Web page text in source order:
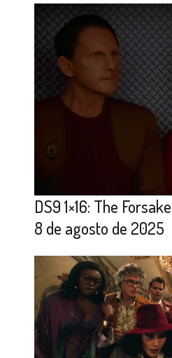
DS9 1×16: The
8 de agosto de 2025